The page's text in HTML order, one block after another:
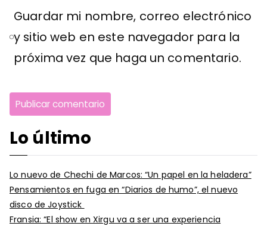
Guardar mi nombre, correo electrónico
y sitio web en este navegador para la
próxima vez que haga un comentario.
Lo último
Lo nuevo de Chechi de Marcos: “Un papel en la heladera”
Pensamientos en fuga en “Diarios de humo”, el nuevo
disco de Joystick
Fransia: “El show en Xirgu va a ser una experiencia